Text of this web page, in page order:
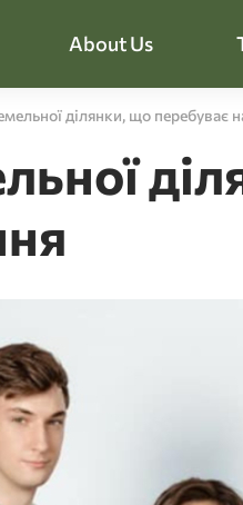
About Us
ділянки, що перебуває